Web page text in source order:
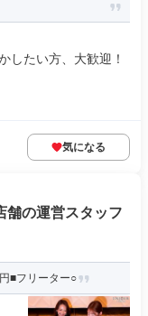
したい方、大歓迎！
気になる
舗の運営スタッフ
■フリーター○